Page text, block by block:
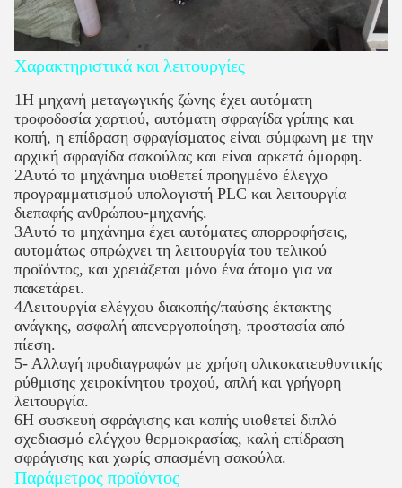
Χαρακτηριστικά και λειτουργίες
1Η μηχανή μεταγωγικής ζώνης έχει αυτόματη
τροφοδοσία χαρτιού, αυτόματη σφραγίδα γρίπης και
κοπή, η επίδραση σφραγίσματος είναι σύμφωνη με την
αρχική σφραγίδα σακούλας και είναι αρκετά όμορφη.
2Αυτό το μηχάνημα υιοθετεί προηγμένο έλεγχο
προγραμματισμού υπολογιστή PLC και λειτουργία
διεπαφής ανθρώπου-μηχανής.
3Αυτό το μηχάνημα έχει αυτόματες απορροφήσεις,
αυτομάτως σπρώχνει τη λειτουργία του τελικού
προϊόντος, και χρειάζεται μόνο ένα άτομο για να
πακετάρει.
4Λειτουργία ελέγχου διακοπής/παύσης έκτακτης
ανάγκης, ασφαλή απενεργοποίηση, προστασία από
πίεση.
5- Αλλαγή προδιαγραφών με χρήση ολικοκατευθυντικής
ρύθμισης χειροκίνητου τροχού, απλή και γρήγορη
λειτουργία.
6Η συσκευή σφράγισης και κοπής υιοθετεί διπλό
σχεδιασμό ελέγχου θερμοκρασίας, καλή επίδραση
σφράγισης και χωρίς σπασμένη σακούλα.
Παράμετρος προϊόντος